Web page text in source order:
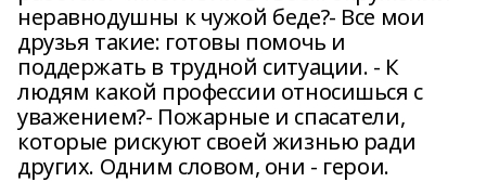
неравнодушны к чужой беде?- Все мои
друзья такие: готовы помочь и
поддержать в трудной ситуации. - К
людям какой профессии относишься с
уважением?- Пожарные и спасатели,
которые рискуют своей жизнью ради
других. Одним словом, они - герои.